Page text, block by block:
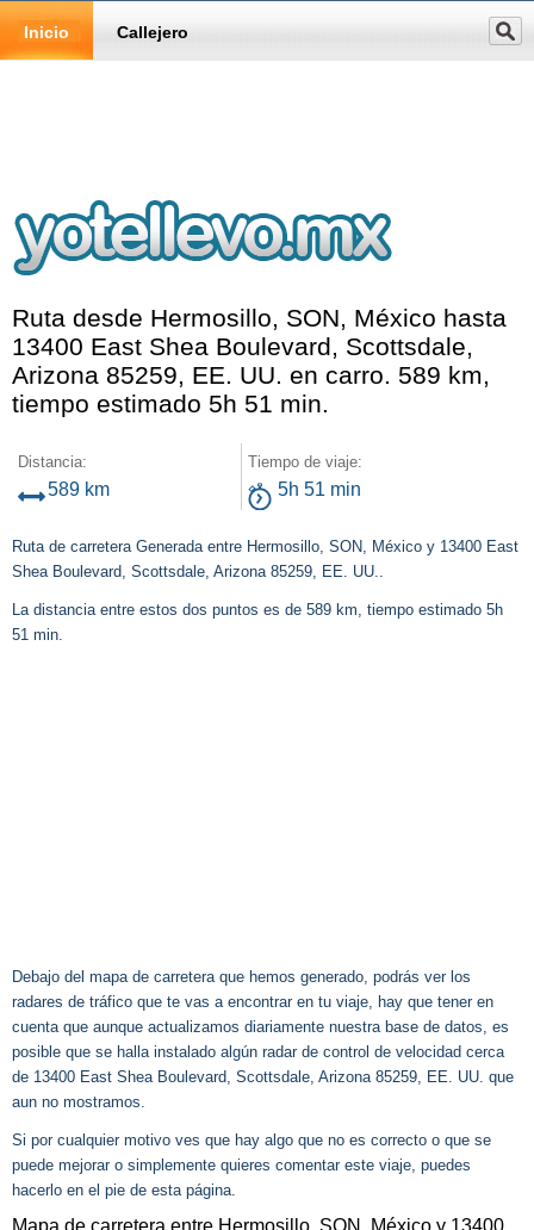
Inicio Callejero
Ruta desde Hermosillo, SON, México hasta
13400 East Shea Boulevard, Scottsdale,
Arizona 85259, EE. UU. en carro. 589 km,
tiempo estimado 5h 51 min.
Distancia:
589 km
Tiempo de viaje:
5h 51 min
Ruta de carretera Generada entre Hermosillo, SON, México y 13400 East
Shea Boulevard, Scottsdale, Arizona 85259, EE. UU..
La distancia entre estos dos puntos es de 589 km, tiempo estimado 5h
51 min.
Debajo del mapa de carretera que hemos generado, podrás ver los
radares de tráfico que te vas a encontrar en tu viaje, hay que tener en
cuenta que aunque actualizamos diariamente nuestra base de datos, es
posible que se halla instalado algún radar de control de velocidad cerca
de 13400 East Shea Boulevard, Scottsdale, Arizona 85259, EE. UU. que
aun no mostramos.
Si por cualquier motivo ves que hay algo que no es correcto o que se
puede mejorar o simplemente quieres comentar este viaje, puedes
hacerlo en el pie de esta página.